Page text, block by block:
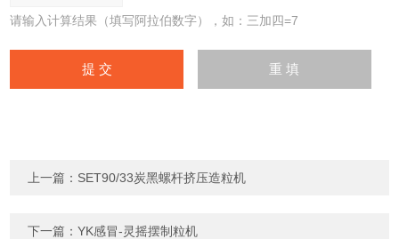
请输入计算结果（填写阿拉伯数字），如：三加四=7
上一篇： SET90/33炭黑螺杆挤压造粒机
下一篇：YK感冒-灵摇摆制粒机